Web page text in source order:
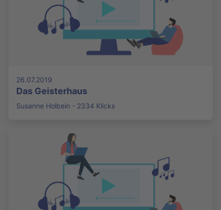
26.07.2019
Das Geisterhaus
Susanne Holbein - 2334 Klicks